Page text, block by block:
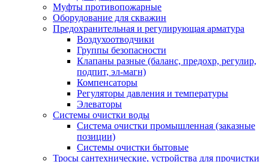
Муфты противопожарные
Оборудование для скважин
Предохранительная и регулирующая арматура
Воздухоотводчики
Группы безопасности
Клапаны разные (баланс, предохр, регулир,
подпит, эл-магн)
Компенсаторы
Регуляторы давления и температуры
Элеваторы
Системы очистки воды
Система очистки промышленная (заказные
позиции)
Системы очистки бытовые
Тросы сантехнические, устройства для прочистки